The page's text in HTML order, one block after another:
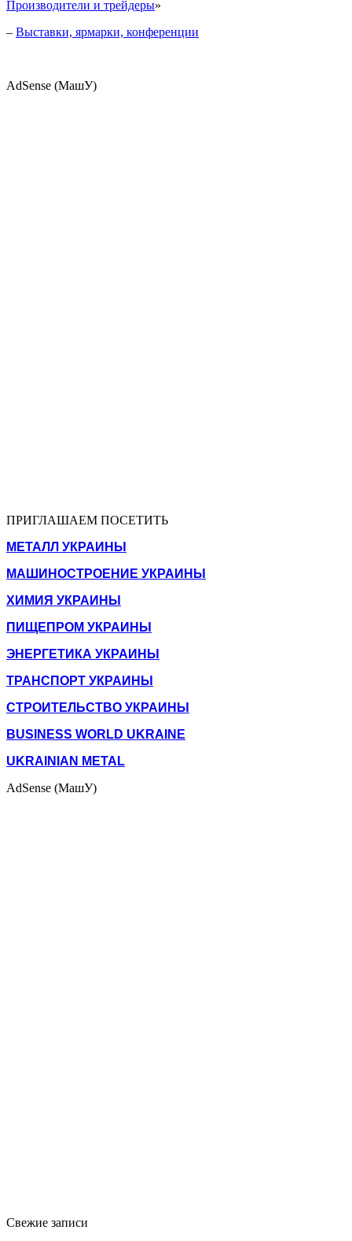
Производители и трейдеры»
– Выставки, ярмарки, конференции
AdSense (МашУ)
ПРИГЛАШАЕМ ПОСЕТИТЬ
МЕТАЛЛ УКРАИНЫ
МАШИНОСТРОЕНИЕ УКРАИНЫ
ХИМИЯ УКРАИНЫ
ПИЩЕПРОМ УКРАИНЫ
ЭНЕРГЕТИКА УКРАИНЫ
ТРАНСПОРТ УКРАИНЫ
СТРОИТЕЛЬСТВО УКРАИНЫ
BUSINESS WORLD UKRAINE
UKRAINIAN METAL
AdSense (МашУ)
Свежие записи